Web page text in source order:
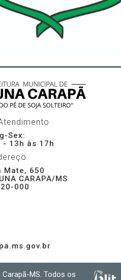
Sex:
- 13h às 17h
Mate, 650
CARAPA/MS
000
MS. Todos os